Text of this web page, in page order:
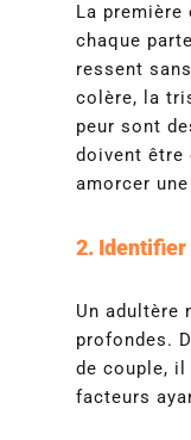
La
chaque
ressent
colère, la
peur sont
doivent être
amorcer
2. Identifier
Un adultère
profondes.
de couple, il
facteurs